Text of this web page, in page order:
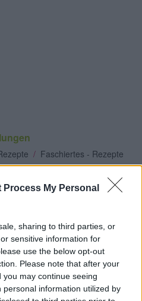
Process My Personal
sharing to third parties, or
sensitive information for
use the below opt-out
Please note that after your
may continue seeing
information utilized by
/ Faschiertes - Rezepte
/ Germteig Rezepte/
Rezepte/ Pasta Rezepte
/
Top
anders